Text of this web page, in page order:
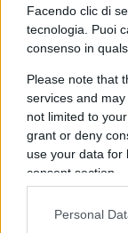
Facendo clic di
tecnologia. Puoi
consenso in
Please note that
services and
not limited to
grant or deny
use your data for
consent section.
Personal
Miriam e
vittime di
politiche
riduzione dei
l’imposizione
Cruciani, dal
disinteresse